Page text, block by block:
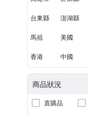
台東縣 澎湖縣
馬祖 美國
香港 中國
商品狀況
直購品